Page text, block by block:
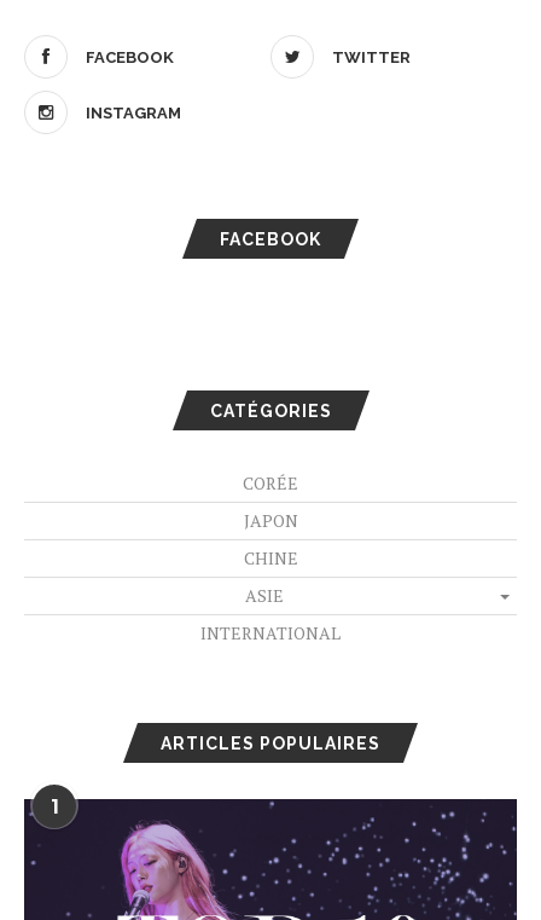
FACEBOOK TWITTER
INSTAGRAM
FACEBOOK
CATÉGORIES
CORÉE
JAPON
CHINE
ASIE
INTERNATIONAL
ARTICLES POPULAIRES
1